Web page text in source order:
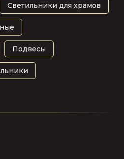
Светильники для храмов
Подвесы